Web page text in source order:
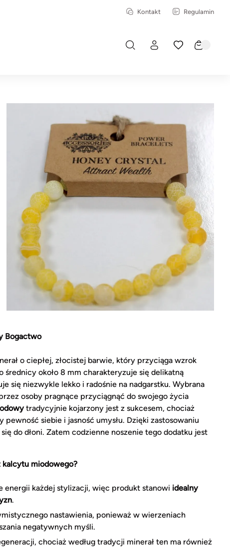
Kontakt Regulamin
Bogactwo
o ciepłej, złocistej barwie, który przyciąga wzrok
średnicy około 8 mm charakteryzuje się delikatną
się niezwykle lekko i radośnie na nadgarstku. Wybrana
osoby pragnące przyciągnąć do swojego życia
tradycyjnie kojarzony jest z sukcesem, chociaż
siebie i jasność umysłu. Dzięki zastosowaniu
do dłoni. Zatem codzienne noszenie tego dodatku jest
miodowego?
energii każdej stylizacji, więc produkt stanowi idealny
.
nastawienia, ponieważ w wierzeniach
negatywnych myśli.
chociaż według tradycji minerał ten ma również